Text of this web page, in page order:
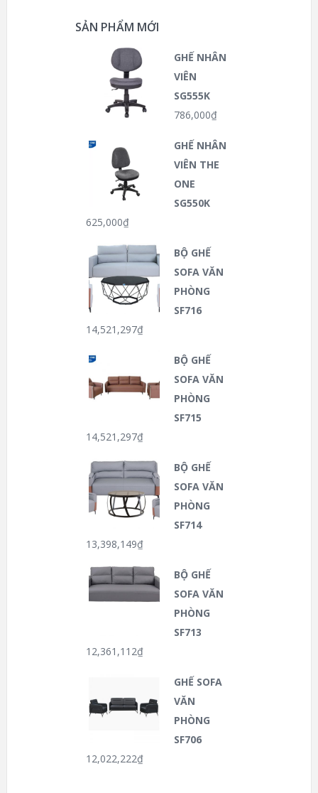
SẢN PHẨM MỚI
GHẾ NHÂN
VIÊN
SG555K
786,000₫
GHẾ NHÂN
VIÊN THE
ONE
SG550K
625,000₫
BỘ GHẾ
SOFA VĂN
PHÒNG
SF716
14,521,297₫
BỘ GHẾ
SOFA VĂN
PHÒNG
SF715
14,521,297₫
BỘ GHẾ
SOFA VĂN
PHÒNG
SF714
13,398,149₫
BỘ GHẾ
SOFA VĂN
PHÒNG
SF713
12,361,112₫
GHẾ SOFA
VĂN
PHÒNG
SF706
12,022,222₫